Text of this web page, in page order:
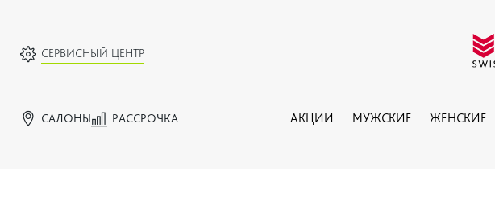
СЕРВИСНЫЙ ЦЕНТР
САЛОНЫ РАССРОЧКА АКЦИИ МУЖСКИЕ ЖЕНСКИЕ